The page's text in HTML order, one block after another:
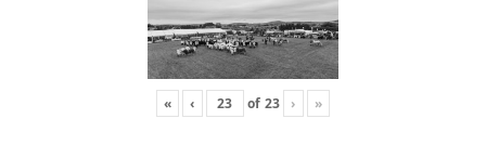
« ‹ of 23 › »